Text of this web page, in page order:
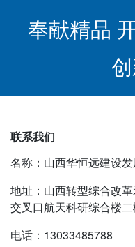
奉献精品
联系我们
名称：山西华恒远建设
地址：山西转型综合改
交叉口航天科研综合楼
电话：13033485788